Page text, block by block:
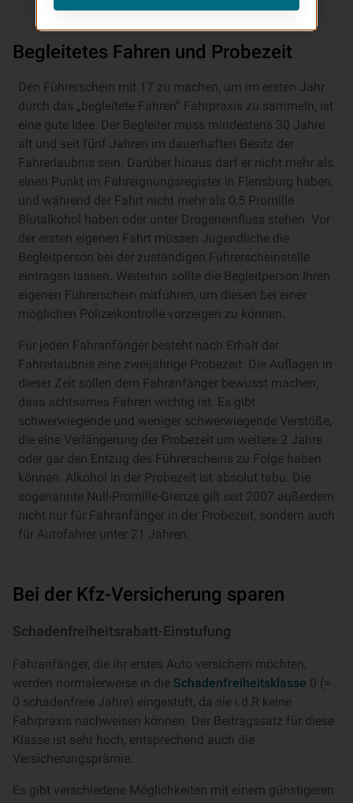
Begleitetes Fahren und Probezeit
Den Führerschein mit 17 zu machen, um im ersten Jahr
durch das „begleitete Fahren“ Fahrpraxis zu sammeln, ist
eine gute Idee. Der Begleiter muss mindestens 30 Jahre
alt und seit fünf Jahren im dauerhaften Besitz der
Fahrerlaubnis sein. Darüber hinaus darf er nicht mehr als
einen Punkt im Fahreignungsregister in Flensburg haben,
und während der Fahrt nicht mehr als 0,5 Promille
Blutalkohol haben oder unter Drogeneinfluss stehen. Vor
der ersten eigenen Fahrt müssen Jugendliche die
Begleitperson bei der zuständigen Führerscheinstelle
eintragen lassen. Weiterhin sollte die Begleitperson Ihren
eigenen Führerschein mitführen, um diesen bei einer
möglichen Polizeikontrolle vorzeigen zu können.
Für jeden Fahranfänger besteht nach Erhalt der
Fahrerlaubnis eine zweijährige Probezeit. Die Auflagen in
dieser Zeit sollen dem Fahranfänger bewusst machen,
dass achtsames Fahren wichtig ist. Es gibt
schwerwiegende und weniger schwerwiegende Verstöße,
die eine Verlängerung der Probezeit um weitere 2 Jahre
oder gar den Entzug des Führerscheins zu Folge haben
können. Alkohol in der Probezeit ist absolut tabu. Die
sogenannte Null-Promille-Grenze gilt seit 2007 außerdem
nicht nur für Fahranfänger in der Probezeit, sondern auch
für Autofahrer unter 21 Jahren.
Bei der Kfz-Ver­si­che­rung sparen
Schadenfreiheitsrabatt-Einstufung
Fahranfänger, die ihr erstes Auto versichern möchten,
werden normalerweise in die Schadenfreiheitsklasse 0 (=
0 schadenfreie Jahre) eingestuft, da sie i.d.R keine
Fahrpraxis nachweisen können. Der Beitragssatz für diese
Klasse ist sehr hoch, entsprechend auch die
Versicherungsprämie.
Es gibt verschiedene Möglichkeiten mit einem günstigeren